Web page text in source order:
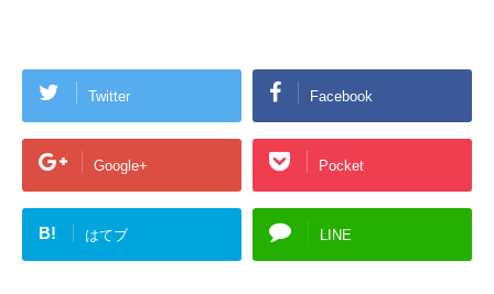
Twitter Facebook
Google+ Pocket
B! はてブ LINE